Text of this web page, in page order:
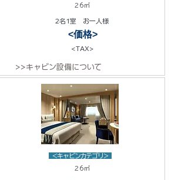
26㎡
2名1室 お一人様
<価格>
<TAX>
>>キャビン設備について
<キャビンカテゴリ>
26㎡